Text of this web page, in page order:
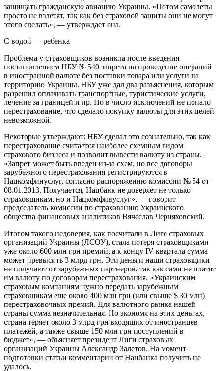
защищать гражданскую авиацию Украины. «Потом самолеты
просто не взлетят, так как без страховой защиты они не могут
этого сделать», — утверждает она.
С водой — ребенка
Проблема у страховщиков возникла после введения
постановлением НБУ № 540 запрета на проведение операций
в иностранной валюте без поставки товара или услуги на
территорию Украины. НБУ уже дал два разъяснения, которым
разрешил оплачивать транспортные, туристические услуги,
лечение за границей и пр. Но в число исключений не попало
перестрахование, что сделало покупку валюты для этих целей
невозможной.
Некоторые утверждают: НБУ сделал это сознательно, так как
перестрахование считается наиболее схемным видом
страхового бизнеса и позволит вывести валюту из страны.
«Запрет может быть введен из‑за схем, но все договоры
зарубежного перестрахования регистрируются в
Нацкомфинуслуг, согласно распоряжению комиссии № 54 от
08.01.2013. Получается, Нацбанк не доверяет не только
страховщикам, но и Нацкомфинуслуг», — говорит
председатель комиссии по страхованию Украинского
общества финансовых аналитиков Вячеслав Черняховский.
Итогом такого недоверия, как посчитали в Лиге страховых
организаций Украины (ЛСОУ), стала потеря страховщиками
уже около 600 млн грн премий, а к концу IV квартала сумма
может превысить 3 млрд грн. Эти деньги наши страховщики
не получают от зарубежных партнеров, так как сами не платят
им валюту по договорам перестрахования. «Украинским
страховым компаниям нужно передать зарубежным
страховщикам еще около 400 млн грн (или свыше $ 30 млн)
перестраховочных премий. Для валютного рынка нашей
страны сумма незначительная. Но экономя на этих деньгах,
страна теряет около 3 млрд грн входящих от иностранцев
платежей, а также свыше 150 млн грн поступлений в
бюджет», — объясняет президент Лиги страховых
организаций Украины Александр Залетов. На момент
подготовки статьи комментарии от Нацбанка получить не
удалось.